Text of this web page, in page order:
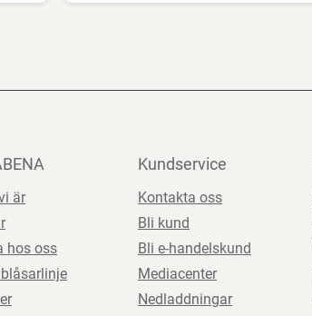
är
hos oss
Kundservice
Kontakta oss
Bli kund
Bli e-handelskund
Mediacenter
Nedladdningar